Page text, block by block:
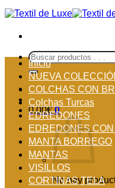
Buscar
por:
0,00€ 0
No hay
Inicio
NUEVA
COLCHAS CON
Colchas Turcas
EDREDONES
EDREDONES
MANTA BORREGO
MANTAS
VISILLOS
CORTINAS TELA